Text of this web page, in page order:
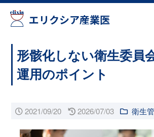
エリクシア産業医
形骸化しない衛生委員
運用のポイント
2021/09/20 2026/07/03 衛生管